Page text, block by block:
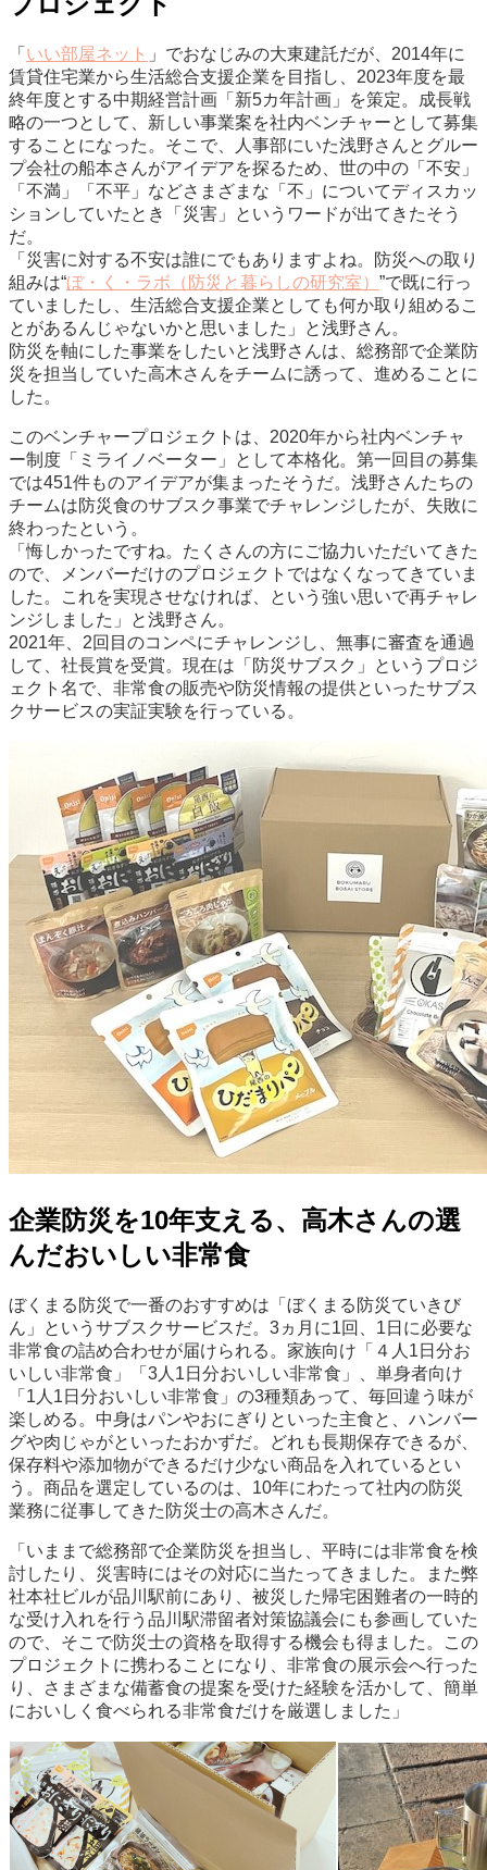
「 いい部屋ネット 」でおなじみの大東建託だが、2014年に
賃貸住宅業から生活総合支援企業を目指し、2023年度を最
終年度とする中期経営計画「新5カ年計画」を策定。成長戦
略の一つとして、新しい事業案を社内ベンチャーとして募集
することになった。そこで、人事部にいた浅野さんとグルー
プ会社の船本さんがアイデアを探るため、世の中の「不安」
「不満」「不平」などさまざまな「不」についてディスカッ
ションしていたとき「災害」というワードが出てきたそう
だ。
「災害に対する不安は誰にでもありますよね。防災への取り
組みは“ぼ・く・ラボ（防災と暮らしの研究室） ”で既に行っ
ていましたし、生活総合支援企業としても何か取り組めるこ
とがあるんじゃないかと思いました」と浅野さん。
防災を軸にした事業をしたいと浅野さんは、総務部で企業防
災を担当していた高木さんをチームに誘って、進めることに
した。
このベンチャープロジェクトは、2020年から社内ベンチャ
ー制度「ミライノベーター」として本格化。第一回目の募集
では451件ものアイデアが集まったそうだ。浅野さんたちの
チームは防災食のサブスク事業でチャレンジしたが、失敗に
終わったという。
「悔しかったですね。たくさんの方にご協力いただいてきた
ので、メンバーだけのプロジェクトではなくなってきていま
した。これを実現させなければ、という強い思いで再チャレ
ンジしました」と浅野さん。
2021年、2回目のコンペにチャレンジし、無事に審査を通過
して、社長賞を受賞。現在は「防災サブスク」というプロジ
ェクト名で、非常食の販売や防災情報の提供といったサブス
クサービスの実証実験を行っている。
企業防災を10年支える、高木さんの選
んだおいしい非常食
ぼくまる防災で一番のおすすめは「ぼくまる防災ていきび
ん」というサブスクサービスだ。3ヵ月に1回、1日に必要な
非常食の詰め合わせが届けられる。家族向け「４人1日分お
いしい非常食」「3人1日分おいしい非常食」、単身者向け
「1人1日分おいしい非常食」の3種類あって、毎回違う味が
楽しめる。中身はパンやおにぎりといった主食と、ハンバー
グや肉じゃがといったおかずだ。どれも長期保存できるが、
保存料や添加物ができるだけ少ない商品を入れているとい
う。商品を選定しているのは、10年にわたって社内の防災
業務に従事してきた防災士の高木さんだ。
「いままで総務部で企業防災を担当し、平時には非常食を検
討したり、災害時にはその対応に当たってきました。また弊
社本社ビルが品川駅前にあり、被災した帰宅困難者の一時的
な受け入れを行う品川駅滞留者対策協議会にも参画していた
ので、そこで防災士の資格を取得する機会も得ました。この
プロジェクトに携わることになり、非常食の展示会へ行った
り、さまざまな備蓄食の提案を受けた経験を活かして、簡単
においしく食べられる非常食だけを厳選しました」